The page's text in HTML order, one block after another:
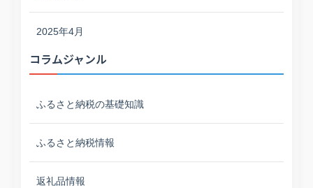
2025年4月
コラムジャンル
ふるさと納税の基礎知識
ふるさと納税情報
返礼品情報